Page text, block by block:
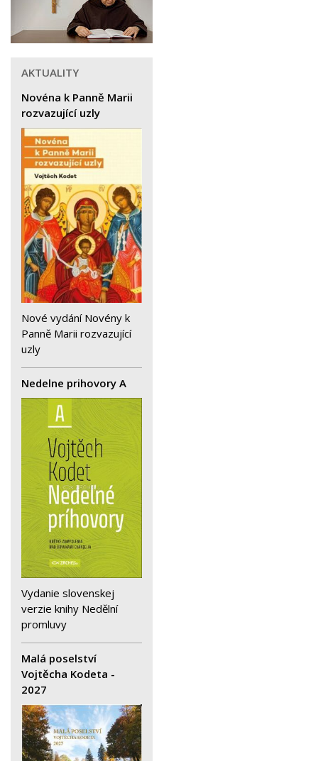
AKTUALITY
Novéna k Panně Marii
rozvazující uzly
Nové vydání Novény k
Panně Marii rozvazující
uzly
Nedelne prihovory A
Vydanie slovenskej
verzie knihy Nedělní
promluvy
Malá poselství
Vojtěcha Kodeta -
2027